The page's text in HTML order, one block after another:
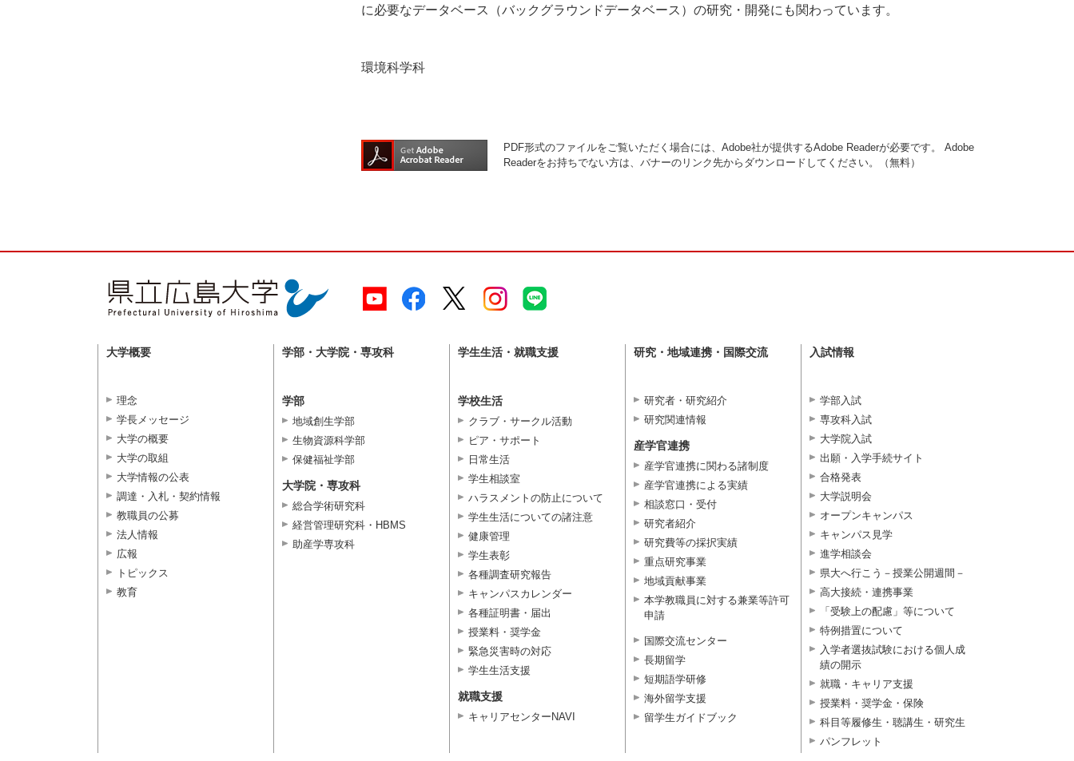
に必要なデータベース（バックグラウンドデータベース）の研究・開発にも関わっています。
環境科学科
PDF形式のファイルをご覧いただく場合には、Adobe社が提供するAdobe Readerが必要です。
Adobe
Readerをお持ちでない方は、バナーのリンク先からダウンロードしてください。（無料）
大学概要
理念
学長メッセージ
大学の概要
大学の取組
大学情報の公表
調達・入札・契約情報
教職員の公募
法人情報
広報
トピックス
教育
学部・大学院・専攻科
学部
地域創生学部
生物資源科学部
保健福祉学部
大学院・専攻科
総合学術研究科
経営管理研究科・HBMS
助産学専攻科
学生生活・就職支援
学校生活
クラブ・サークル活動
ピア・サポート
日常生活
学生相談室
ハラスメントの防止について
学生生活についての諸注意
健康管理
学生表彰
各種調査研究報告
キャンパスカレンダー
各種証明書・届出
授業料・奨学金
緊急災害時の対応
学生生活支援
就職支援
キャリアセンターNAVI
研究・地域連携・国際交流
研究者・研究紹介
研究関連情報
産学官連携
産学官連携に関わる諸制度
産学官連携による実績
相談窓口・受付
研究者紹介
研究費等の採択実績
重点研究事業
地域貢献事業
本学教職員に対する兼業等許可
申請
国際交流センター
長期留学
短期語学研修
海外留学支援
留学生ガイドブック
入試情報
学部入試
専攻科入試
大学院入試
出願・入学手続サイト
合格発表
大学説明会
オープンキャンパス
キャンパス見学
進学相談会
県大へ行こう－授業公開週間－
高大接続・連携事業
「受験上の配慮」等について
特例措置について
入学者選抜試験における個人成
績の開示
就職・キャリア支援
授業料・奨学金・保険
科目等履修生・聴講生・研究生
パンフレット